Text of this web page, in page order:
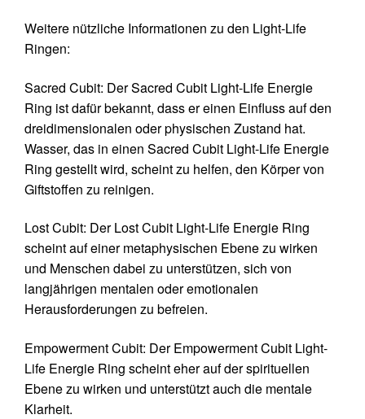
Weitere nützliche Informationen zu den Light-Life
Ringen:
Sacred Cubit: Der Sacred Cubit Light-Life Energie
Ring ist dafür bekannt, dass er einen Einfluss auf den
dreidimensionalen oder physischen Zustand hat.
Wasser, das in einen Sacred Cubit Light-Life Energie
Ring gestellt wird, scheint zu helfen, den Körper von
Giftstoffen zu reinigen.
Lost Cubit: Der Lost Cubit Light-Life Energie Ring
scheint auf einer metaphysischen Ebene zu wirken
und Menschen dabei zu unterstützen, sich von
langjährigen mentalen oder emotionalen
Herausforderungen zu befreien.
Empowerment Cubit: Der Empowerment Cubit Light-
Life Energie Ring scheint eher auf der spirituellen
Ebene zu wirken und unterstützt auch die mentale
Klarheit.